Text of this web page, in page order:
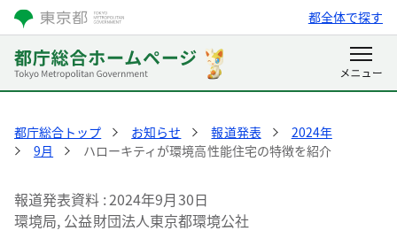
都全体で探す
都庁総合トップ お知らせ 報道発表
2024年
9月
ハローキティが環境高性能住宅の特徴を紹介
報道発表資料 2024年9月30日
環境局, 公益財団法人東京都環境公社